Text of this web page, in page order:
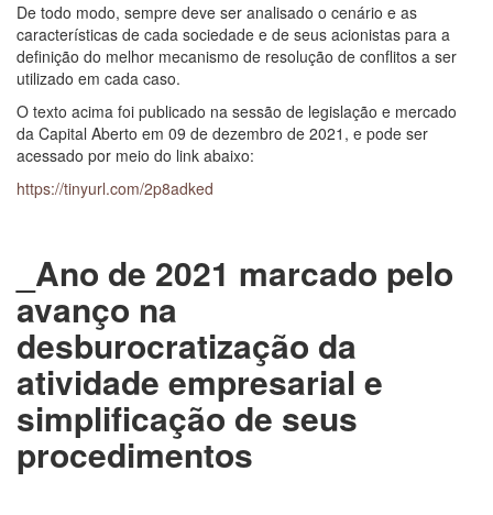
De todo modo, sempre deve ser analisado o cenário e as
características de cada sociedade e de seus acionistas para a
definição do melhor mecanismo de resolução de conflitos a ser
utilizado em cada caso.
O texto acima foi publicado na sessão de legislação e mercado
da Capital Aberto em 09 de dezembro de 2021, e pode ser
acessado por meio do link abaixo:
https://tinyurl.com/2p8adked
_Ano de 2021 marcado pelo
avanço na
desburocratização da
atividade empresarial e
simplificação de seus
procedimentos